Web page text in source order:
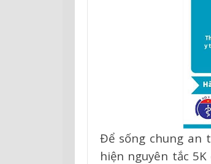
Để sống chung an
hiện nguyên tắc